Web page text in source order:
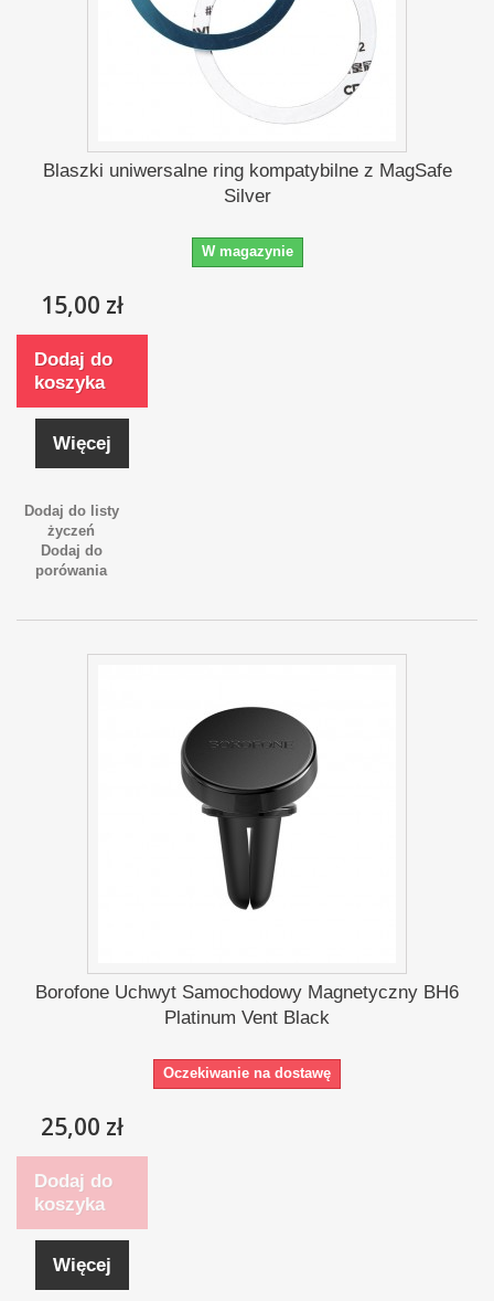
Blaszki uniwersalne ring kompatybilne z MagSafe
Silver
W magazynie
15,00 zł
Dodaj do
koszyka
Więcej
Dodaj do listy
życzeń
Dodaj do
porówania
Borofone Uchwyt Samochodowy Magnetyczny BH6
Platinum Vent Black
Oczekiwanie na dostawę
25,00 zł
Dodaj do
koszyka
Więcej